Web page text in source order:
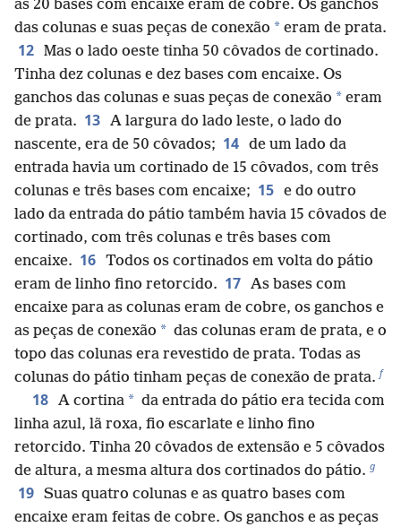
as 20 bases com encaixe eram de cobre. Os ganchos
das colunas e suas peças de conexão * eram de prata.
12 Mas o lado oeste tinha 50 côvados de cortinado.
Tinha dez colunas e dez bases com encaixe. Os
ganchos das colunas e suas peças de conexão * eram
de prata. 13 A largura do lado leste, o lado do
nascente, era de 50 côvados; 14 de um lado da
entrada havia um cortinado de 15 côvados, com três
colunas e três bases com encaixe; 15 e do outro
lado da entrada do pátio também havia 15 côvados de
cortinado, com três colunas e três bases com
encaixe. 16 Todos os cortinados em volta do pátio
eram de linho fino retorcido. 17 As bases com
encaixe para as colunas eram de cobre, os ganchos e
as peças de conexão * das colunas eram de prata, e o
topo das colunas era revestido de prata. Todas as
colunas do pátio tinham peças de conexão de prata. f
18 A cortina * da entrada do pátio era tecida com
linha azul, lã roxa, fio escarlate e linho fino
retorcido. Tinha 20 côvados de extensão e 5 côvados
de altura, a mesma altura dos cortinados do pátio. g
19 Suas quatro colunas e as quatro bases com
encaixe eram feitas de cobre. Os ganchos e as peças